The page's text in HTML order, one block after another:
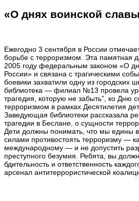
«О днях воинской
Ежегодно 3 сентября в России
борьбе с терроризмом. Эта памятная
2005 году федеральным законом «О
России» и связана с трагическими
боевики захватили одну из городских
библиотека — филиал №13 провела
трагедия, которую не забыть”, ко Дню
терроризмом в рамках Десятилетия
Заведующая библиотеки рассказала
трагедии в Беслане, о сущности
Дети должны понимать, что мы едины
силами противостоять терроризму —
международному — и не допустить
преступного безумия. Ребята, вы
бдительность и ответственность
арсенал антитеррористической